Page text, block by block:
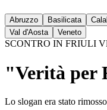
Abruzzo Basilicata
Val d'Aosta
Veneto
SCONTRO IN FRIULI
"Verità per
Lo slogan era stato